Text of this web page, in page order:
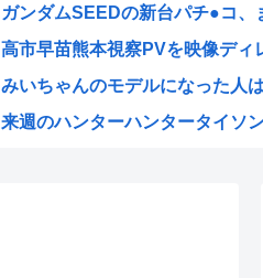
ガンダムSEEDの新台パチ●コ、
高市早苗熊本視察PVを映像ディ
みいちゃんのモデルになった人
来週のハンターハンタータイソ
ゼレンスキー大統領「日本の支
「沢城みゆき」「悠木碧」「坂